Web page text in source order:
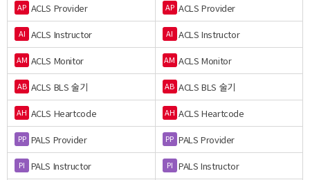
AP ACLS Provider AP ACLS Provider
AI ACLS Instructor AI ACLS Instructor
AM ACLS Monitor AM ACLS Monitor
AB ACLS BLS 술기 AB ACLS BLS 술기
AH ACLS Heartcode AH ACLS Heartcode
PP PALS Provider PP PALS Provider
PI PALS Instructor PI PALS Instructor